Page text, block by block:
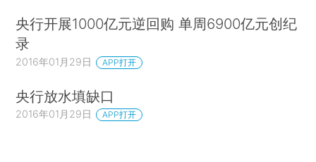
央行开展1000亿元逆回购 单周6900亿元创纪
录
2016年01月29日 APP打开
央行放水填缺口
2016年01月29日 APP打开